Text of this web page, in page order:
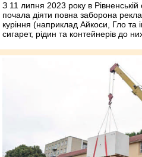
З 11 липня 2023 року в Рівненській
почала діяти повна заборона
куріння (наприклад Айкоси, Гло та
сигарет, рідин та контейнерів до